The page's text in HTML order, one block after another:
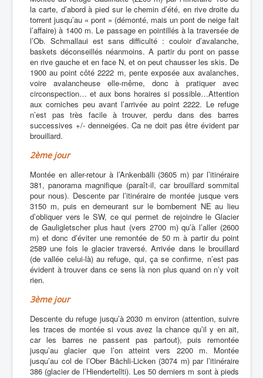
la carte, d’abord à pied sur le chemin d’été, en rive droite du
torrent jusqu’au « pont » (démonté, mais un pont de neige fait
l’affaire) à 1400 m. Le passage en pointillés à la traversée de
l’Ob. Schmallaui est sans difficulté : couloir d’avalanche,
baskets déconseillés néanmoins. A partir du pont on passe
en rive gauche et en face N, et on peut chausser les skis. De
1900 au point côté 2222 m, pente exposée aux avalanches,
voire avalancheuse elle-même, donc à pratiquer avec
circonspection… et aux bons horaires si possible…Attention
aux corniches peu avant l’arrivée au point 2222. Le refuge
n’est pas très facile à trouver, perdu dans des barres
successives +/- denneigées. Ca ne doit pas être évident par
brouillard.
2ème jour
Montée en aller-retour à l’Ankenbälli (3605 m) par l’itinéraire
381, panorama magnifique (paraît-il, car brouillard sommital
pour nous). Descente par l’itinéraire de montée jusque vers
3150 m, puis en demeurant sur le bombement NE au lieu
d’obliquer vers le SW, ce qui permet de rejoindre le Glacier
de Gauligletscher plus haut (vers 2700 m) qu’à l’aller (2600
m) et donc d’éviter une remontée de 50 m à partir du point
2589 une fois le glacier traversé. Arrivée dans le brouillard
(de vallée celui-là) au refuge, qui, ça se confirme, n’est pas
évident à trouver dans ce sens là non plus quand on n’y voit
rien.
3ème jour
Descente du refuge jusqu’à 2030 m environ (attention, suivre
les traces de montée si vous avez la chance qu’il y en ait,
car les barres ne passent pas partout), puis remontée
jusqu’au glacier que l’on atteint vers 2200 m. Montée
jusqu’au col de l’Ober Bächli-Licken (3074 m) par l’itinéraire
386 (glacier de l’Hiendertellti). Les 50 derniers m sont à pieds